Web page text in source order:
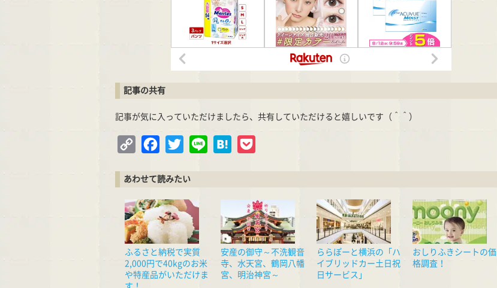
記事の共有
記事が気に入っていただけましたら、共有していただけると嬉しいです（＾＾）
Copy
Facebook
TwitterLine Hatena
あわせて読みたい
ふるさと納税で実質
2,000円で40kgのお米
や特産品がいただけま
す！
安産の御守～不洗観音
寺、水天宮、鶴岡八幡
宮、明治神宮～
ららぽーと横浜の「ハ
イブリッドカー土日祝
日サービス」
おしりふきシートの価
格調査！